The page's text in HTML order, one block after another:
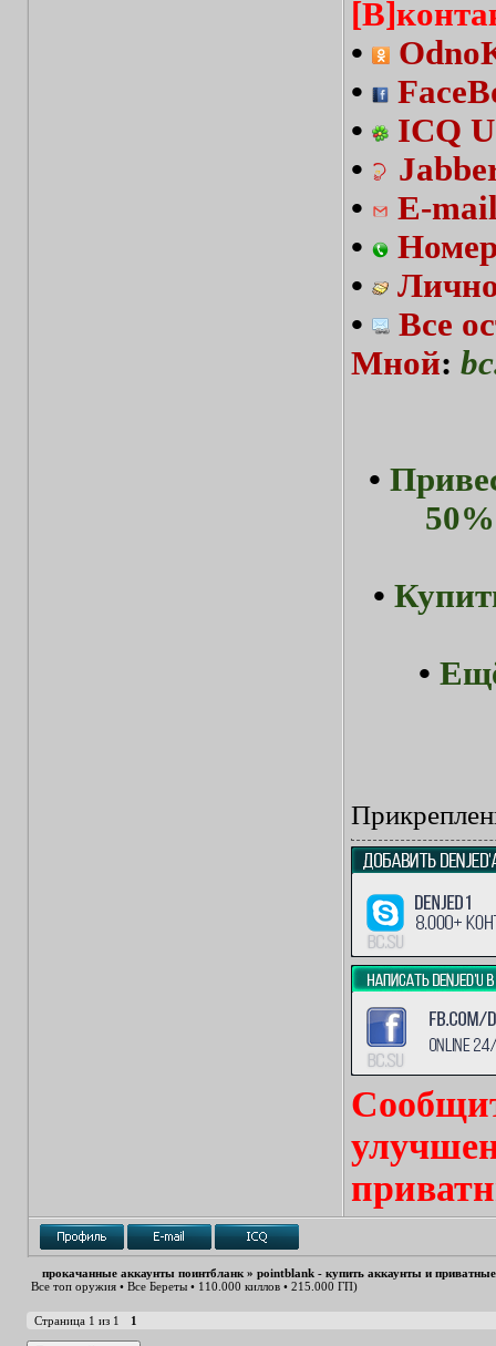
•
•
•
ICQ
•
•
E-
•
•
•
Все
Мной:
•
•
•
прокачанные аккаунты поинтбланк » pointblank - купить аккаунты и
Все топ оружия • Все Береты • 110.000 киллов • 215.000 ГП)
Страница 1 из 1 1